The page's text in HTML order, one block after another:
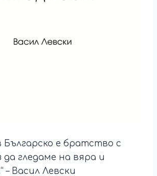
Българско е братство с
да гледаме на вяра и
– Васил Левски